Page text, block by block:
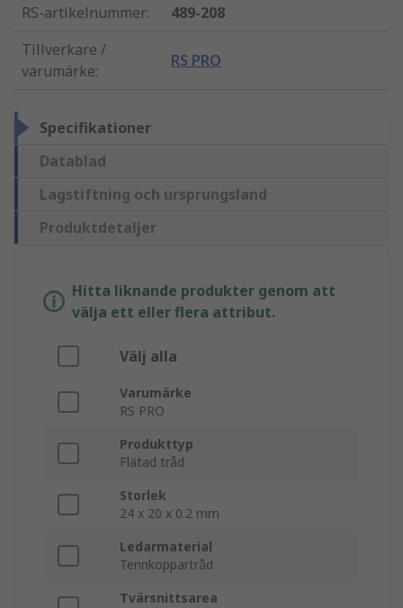
RS-artikelnummer:
489-208
Tillverkare /
varumärke:
RS PRO
Specifikationer
Datablad
Lagstiftning och ursprungsland
Produktdetaljer
Hitta liknande produkter genom att
välja ett eller flera attribut.
Välj alla
Varumärke
RS PRO
Produkttyp
Flätad tråd
Storlek
24 x 20 x 0.2 mm
Ledarmaterial
Tennkoppartråd
Tvärsnittsarea